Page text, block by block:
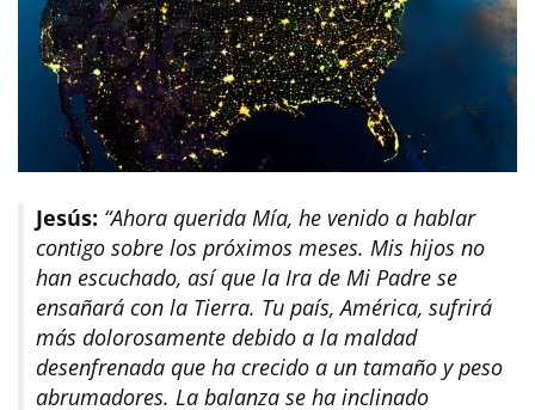
Jesús: “Ahora querida Mía, he venido a hablar
contigo sobre los próximos meses. Mis hijos no
han escuchado, así que la Ira de Mi Padre se
ensañará con la Tierra. Tu país, América, sufrirá
más dolorosamente debido a la maldad
desenfrenada que ha crecido a un tamaño y peso
abrumadores. La balanza se ha inclinado